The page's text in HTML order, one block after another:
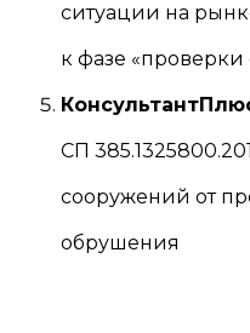
ситуации на
к фазе «проверки
СП
сооружений от
обрушения